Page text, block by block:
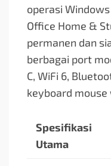
operasi
Office Home &
permanen dan
berbagai port
C, WiFi 6,
keyboard mouse
Spesifikasi
Utama